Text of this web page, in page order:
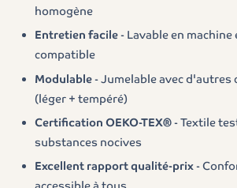
homogène
Entretien facile- Lavable en machine
compatible
Modulable- Jumelable avec d'autres
(léger + tempéré)
Certification OEKO-TEX®- Textile
substances nocives
Excellent rapport qualité-prix-